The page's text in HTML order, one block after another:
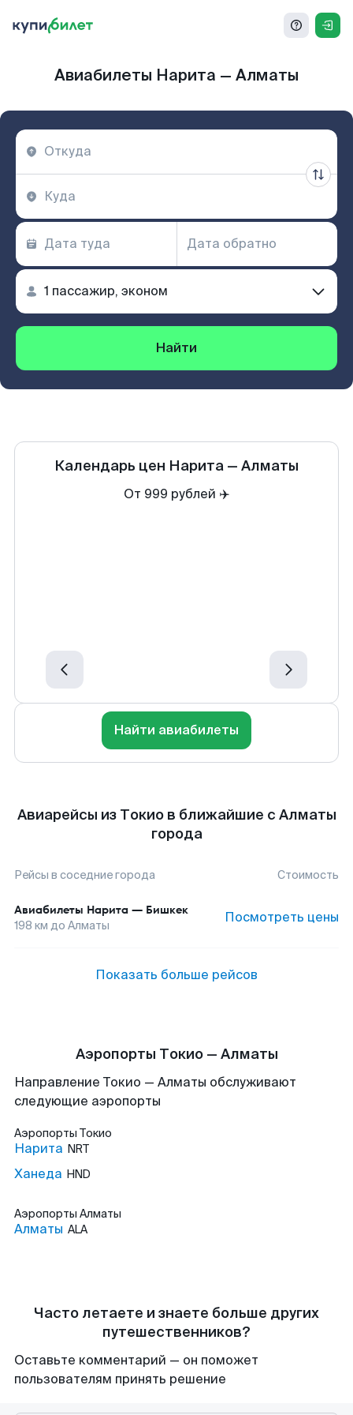
Авиабилеты Нарита — Алматы
Найти
Календарь цен Нарита — Алматы
От 999 рублей ✈️
Найти авиабилеты
Авиарейсы из Токио в ближайшие с Алматы
города
Рейсы в соседние города Стоимость
Авиабилеты Нарита — Бишкек
198 км до Алматы Посмотреть цены
Показать больше рейсов
Аэропорты Токио — Алматы
Направление Токио — Алматы обслуживают
следующие аэропорты
Аэропорты Токио
Нарита NRT
Ханеда HND
Аэропорты Алматы
Алматы ALA
Часто летаете и знаете больше других
путешественников?
Оставьте комментарий — он поможет
пользователям принять решение